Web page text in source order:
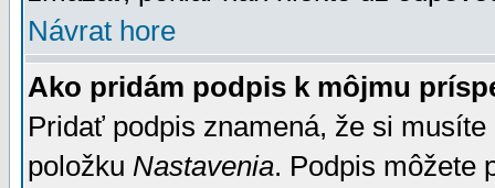
Návrat hore
Ako pridám podpis k môjmu
Pridať podpis znamená, že si
položku Nastavenia. Podpis môžete